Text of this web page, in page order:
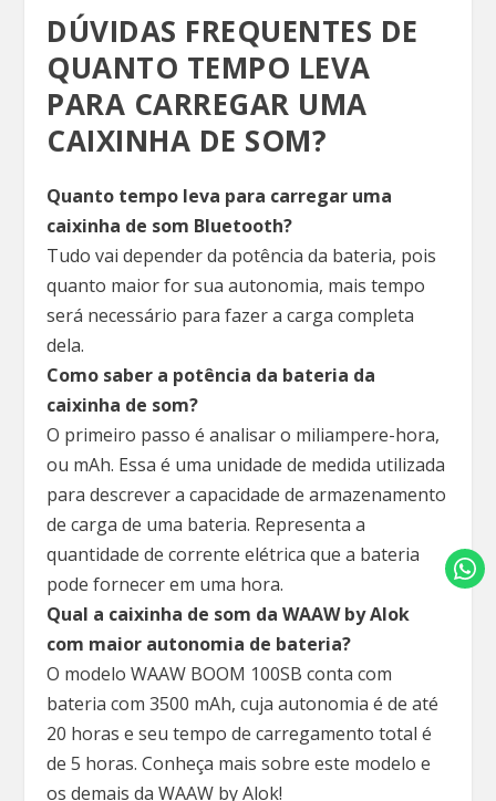
DÚVIDAS FREQUENTES DE
QUANTO TEMPO LEVA
PARA CARREGAR UMA
CAIXINHA DE SOM?
Quanto tempo leva para carregar uma
caixinha de som Bluetooth?
Tudo vai depender da potência da bateria, pois
quanto maior for sua autonomia, mais tempo
será necessário para fazer a carga completa
dela.
Como saber a potência da bateria da
caixinha de som?
O primeiro passo é analisar o miliampere-hora,
ou mAh. Essa é uma unidade de medida utilizada
para descrever a capacidade de armazenamento
de carga de uma bateria. Representa a
quantidade de corrente elétrica que a bateria
pode fornecer em uma hora.
Qual a caixinha de som da WAAW by Alok
com maior autonomia de bateria?
O modelo WAAW BOOM 100SB conta com
bateria com 3500 mAh, cuja autonomia é de até
20 horas e seu tempo de carregamento total é
de 5 horas. Conheça mais sobre este modelo e
os demais da WAAW by Alok!